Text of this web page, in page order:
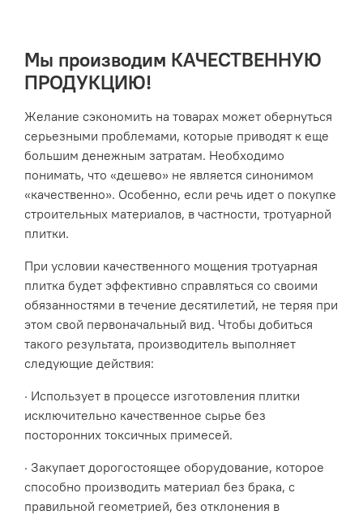
Мы производим КАЧЕСТВЕННУЮ
ПРОДУКЦИЮ!
Желание сэкономить на товарах может обернуться
серьезными проблемами, которые приводят к еще
большим денежным затратам. Необходимо
понимать, что «дешево» не является синонимом
«качественно». Особенно, если речь идет о покупке
строительных материалов, в частности, тротуарной
плитки.
При условии качественного мощения тротуарная
плитка будет эффективно справляться со своими
обязанностями в течение десятилетий, не теряя при
этом свой первоначальный вид. Чтобы добиться
такого результата, производитель выполняет
следующие действия:
· Использует в процессе изготовления плитки
исключительно качественное сырье без
посторонних токсичных примесей.
· Закупает дорогостоящее оборудование, которое
способно производить материал без брака, с
правильной геометрией, без отклонения в